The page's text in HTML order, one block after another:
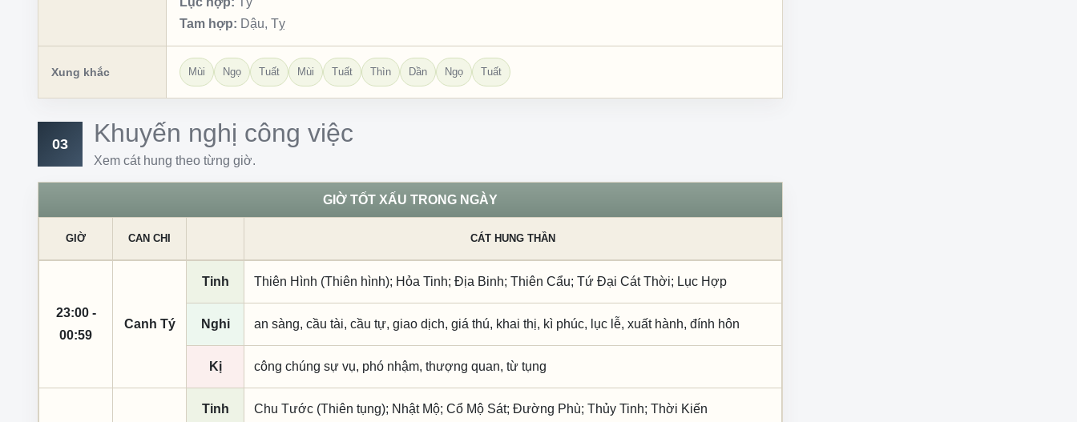
Tam hợp: Dậu, Tỵ
Xung khắc Mùi Ngọ Tuất Mùi Tuất Thìn Dần Ngọ Tuất
03 Khuyến nghị công việc
Xem cát hung theo từng giờ.
GIỜ TỐT XẤU TRONG NGÀY
GIỜ CAN CHI CÁT HUNG THẦN
23:00 -
00:59
Canh Tý
Tinh Thiên Hình (Thiên hình); Hỏa Tinh; Địa Binh; Thiên Cẩu; Tứ Đại Cát Thời; Lục Hợp
Nghi an sàng, cầu tài, cầu tự, giao dịch, giá thú, khai thị, kì phúc, lục lễ, xuất hành, đính hôn
Kị công chúng sự vụ, phó nhậm, thượng quan, từ tụng
Tinh Chu Tước (Thiên tụng); Nhật Mộ; Cổ Mộ Sát; Đường Phù; Thủy Tinh; Thời Kiến